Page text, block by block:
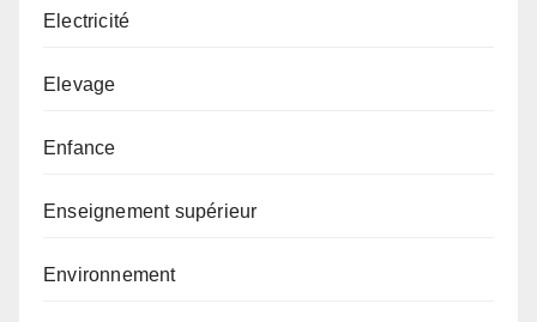
Electricité
Elevage
Enfance
Enseignement supérieur
Environnement